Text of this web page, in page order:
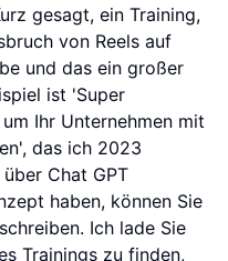
gesagt, ein Training,
von Reels auf
und das ein großer
ist 'Super
Ihr Unternehmen mit
das ich 2023
Chat GPT
haben, können Sie
Ich lade Sie
Trainings zu finden,